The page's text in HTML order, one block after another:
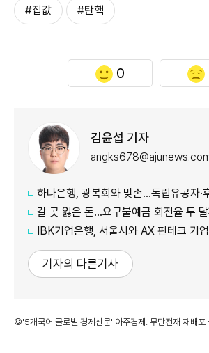
#집값 #탄핵
0
김윤섭 기자
하나은행, 광복회와 맞손…독립유공자·
갈 곳 잃은 돈…요구불예금 회전율 두
IBK기업은행, 서울시와 AX 핀테크 기
기자의 다른기사
©'5개국어 글로벌 경제신문' 아주경제. 무단전재·재배포